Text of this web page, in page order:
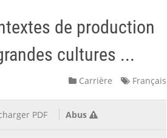
de production
cultures ...
Carrière Français
PDF Abus